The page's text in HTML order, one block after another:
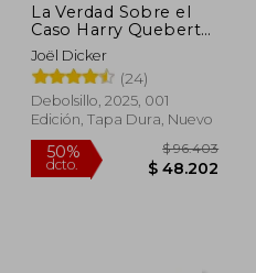
55%
dcto. $
La Verdad Sobre el
Caso Harry Quebert
(Edicion Limitada
Firmada)
Joël Dicker
(24)
Debolsillo, 2025, 001
Edición, Tapa Dura, Nuevo